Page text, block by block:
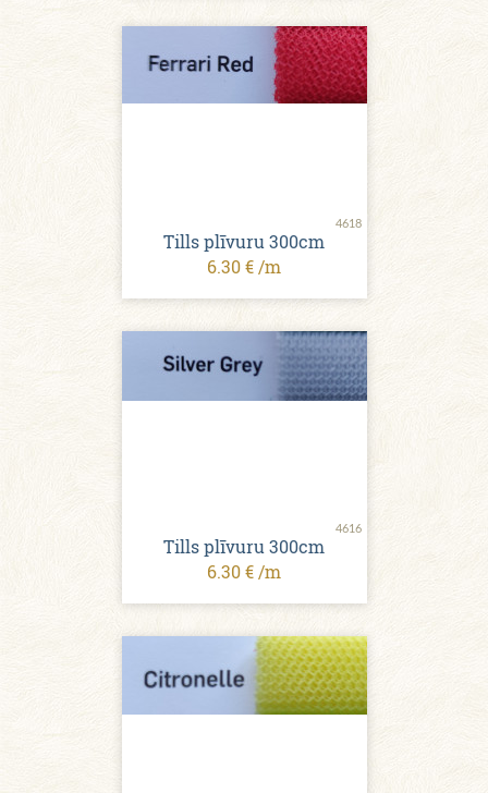
4618
Tills plīvuru 300cm
6.30 € /m
4616
Tills plīvuru 300cm
6.30 € /m